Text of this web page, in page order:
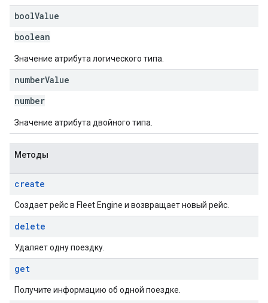
boolValue
boolean
Значение атрибута логического типа.
numberValue
number
Значение атрибута двойного типа.
Методы
create
Создает рейс в Fleet Engine и возвращает новый рейс.
delete
Удаляет одну поездку.
get
Получите информацию об одной поездке.